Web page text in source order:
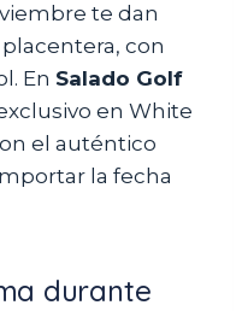
te dan
con
En Salado Golf
en White
el auténtico
la fecha
durante